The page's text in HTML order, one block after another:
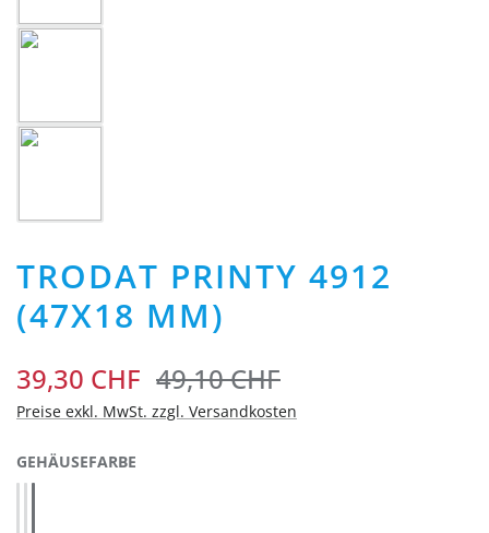
TRODAT PRINTY 4912
(47X18 MM)
39,30 CHF 49,10 CHF
Preise exkl. MwSt. zzgl. Versandkosten
GEHÄUSEFARBE